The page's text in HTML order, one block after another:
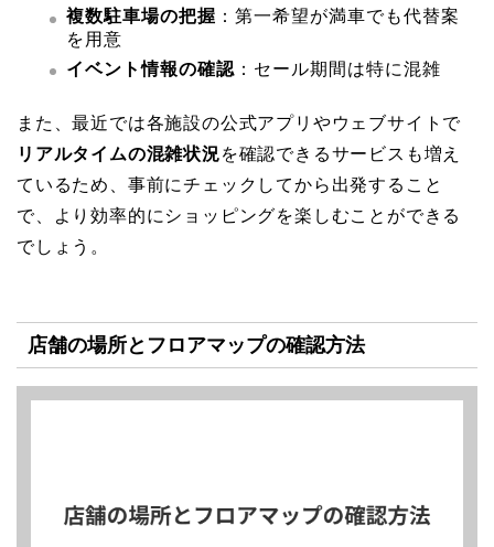
複数駐車場の把握 ：第一希望が満車でも代替案
を用意
イベント情報の確認 ：セール期間は特に混雑
また、最近では各施設の公式アプリやウェブサイトで
リアルタイムの混雑状況を確認できるサービスも増え
ているため、事前にチェックしてから出発すること
で、より効率的にショッピングを楽しむことができる
でしょう。
店舗の場所とフロアマップの確認方法